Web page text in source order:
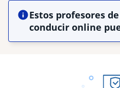
Estos profesores
conducir online